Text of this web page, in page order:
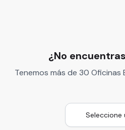
¿No
Tenemos más de 30